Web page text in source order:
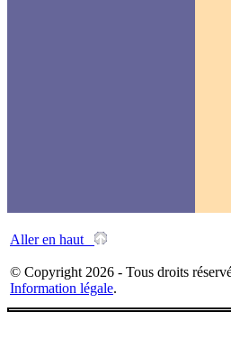
Aller en haut
© Copyright 2026 - Tous droits
Information légale.